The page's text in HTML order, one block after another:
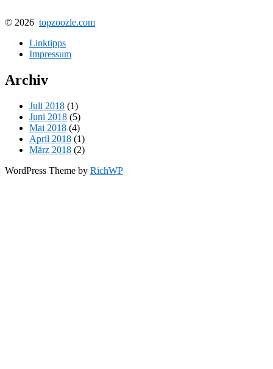
© 2026 topzoozle.com
Linktipps
Impressum
Archiv
Juli 2018 (1)
Juni 2018 (5)
Mai 2018 (4)
April 2018 (1)
März 2018 (2)
WordPress Theme by RichWP